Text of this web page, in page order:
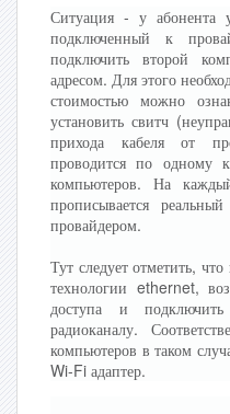
Ситуация - у абонента
подключенный к
подключить второй
адресом. Для этого
стоимостью можно
установить свитч
прихода кабеля от
проводится по одному
компьютеров. На
прописывается
провайдером.
Тут следует отметить,
технологии ethernet,
доступа и
радиоканалу.
компьютеров в таком
Wi-Fi адаптер.